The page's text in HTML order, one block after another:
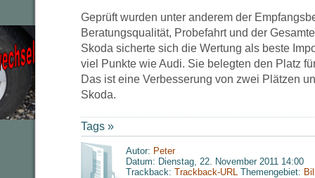
Geprüft wurden unter anderem der
Beratungsqualität, Probefahrt und der
Skoda sicherte sich die Wertung als beste
viel Punkte wie Audi. Sie belegten den Platz
Das ist eine Verbesserung von zwei Plätzen
Skoda.
Tags »
Autor: Peter
Datum: Dienstag, 22. November 2011 14:00
Trackback: Trackback-URL Themengebiet: